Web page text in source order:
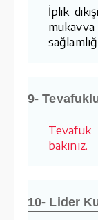
İplik
9-
Tevafuk
bakınız.
10- Lider